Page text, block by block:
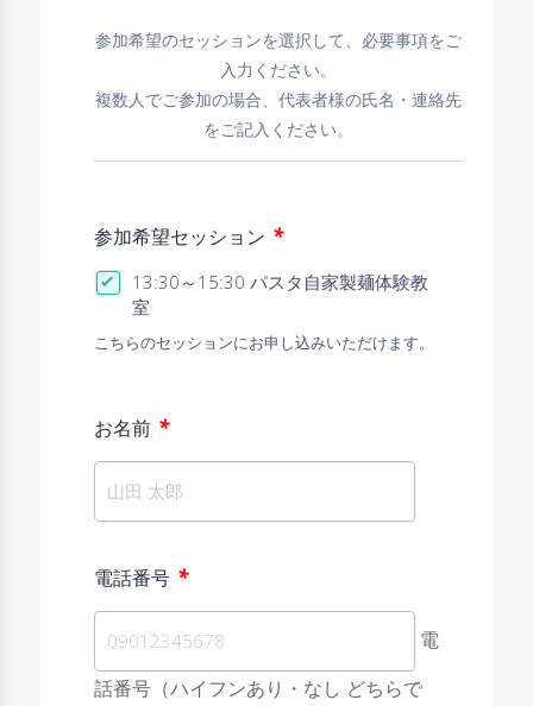
参加希望のセッションを選択して、必要事項をご
入力ください。
複数人でご参加の場合、代表者様の氏名・連絡先
をご記入ください。
参加希望セッション *
13:30～15:30 パスタ自家製麺体験教
室
こちらのセッションにお申し込みいただけます。
お名前 *
電話番号 *
電
話番号（ハイフンあり・なし どちらで